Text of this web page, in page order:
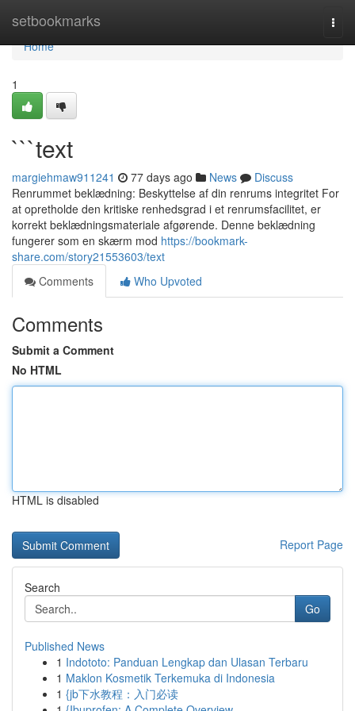
setbookmarks
Home
Home
1
```text
margiehmaw911241 77 days ago News
Discuss
Renrummet beklædning: Beskyttelse af din renrums integritet For
at opretholde den kritiske renhedsgrad i et renrumsfacilitet, er
korrekt beklædningsmateriale afgørende. Denne beklædning
fungerer som en skærm mod https://bookmark-
share.com/story21553603/text
Comments
Who Upvoted
Comments
Submit a Comment
No HTML
HTML is disabled
Report Page
Search
Go
Published News
1 Indototo: Panduan Lengkap dan Ulasan Terbaru
1 Maklon Kosmetik Terkemuka di Indonesia
1 {jb下水教程：入门必读